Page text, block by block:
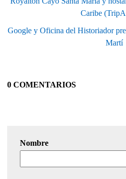
Caribe
Google y Oficina del Historiador
Martí
0 COMENTARIOS
Nombre